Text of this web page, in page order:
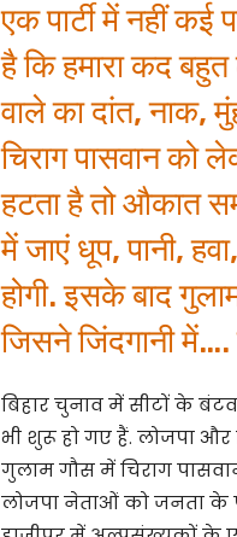
एक पार्टी में नहीं
है कि हमारा कद
वाले का दांत, नाक,
चिराग पासवान को
हटता है तो औकात
में जाएं धूप, पानी,
होगी. इसके बाद
जिसने जिंदगानी
बिहार चुनाव में सीटों के
भी शुरू हो गए हैं. लोजपा
गुलाम गौस में चिराग
लोजपा नेताओं को जनता के